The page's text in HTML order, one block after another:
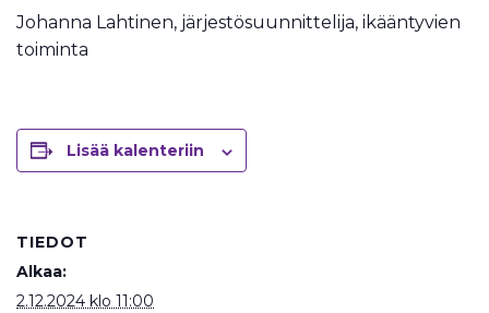
Johanna Lahtinen, järjestösuunnittelija, ikääntyvien
toiminta
Lisää kalenteriin
TIEDOT
Alkaa:
2.12.2024 klo 11:00